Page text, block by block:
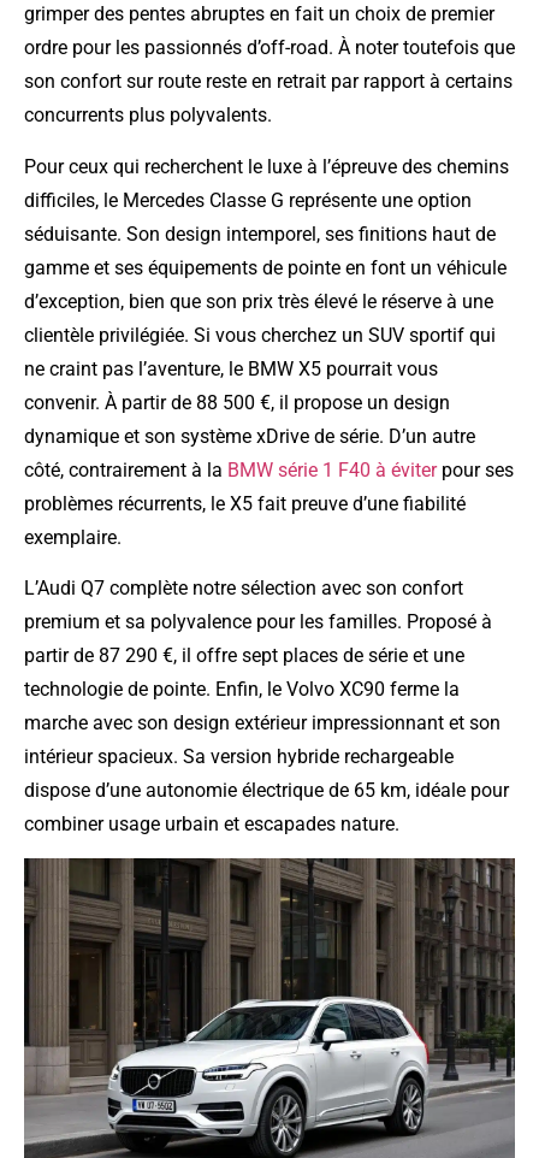
grimper des pentes abruptes en fait un choix de premier
ordre pour les passionnés d’off-road. À noter toutefois que
son confort sur route reste en retrait par rapport à certains
concurrents plus polyvalents.
Pour ceux qui recherchent le luxe à l’épreuve des chemins
difficiles, le Mercedes Classe G représente une option
séduisante. Son design intemporel, ses finitions haut de
gamme et ses équipements de pointe en font un véhicule
d’exception, bien que son prix très élevé le réserve à une
clientèle privilégiée. Si vous cherchez un SUV sportif qui
ne craint pas l’aventure, le BMW X5 pourrait vous
convenir. À partir de 88 500 €, il propose un design
dynamique et son système xDrive de série. D’un autre
côté, contrairement à la BMW série 1 F40 à éviterpour ses
problèmes récurrents, le X5 fait preuve d’une fiabilité
exemplaire.
L’Audi Q7 complète notre sélection avec son confort
premium et sa polyvalence pour les familles. Proposé à
partir de 87 290 €, il offre sept places de série et une
technologie de pointe. Enfin, le Volvo XC90 ferme la
marche avec son design extérieur impressionnant et son
intérieur spacieux. Sa version hybride rechargeable
dispose d’une autonomie électrique de 65 km, idéale pour
combiner usage urbain et escapades nature.